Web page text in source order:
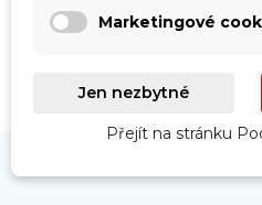
Marketingové
Jen nezbytné
Přejít na stránku